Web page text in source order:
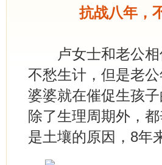
抗战八年，
卢女士和老公相
不愁生计，但是老
婆婆就在催促生孩
除了生理周期外，
是土壤的原因，8年